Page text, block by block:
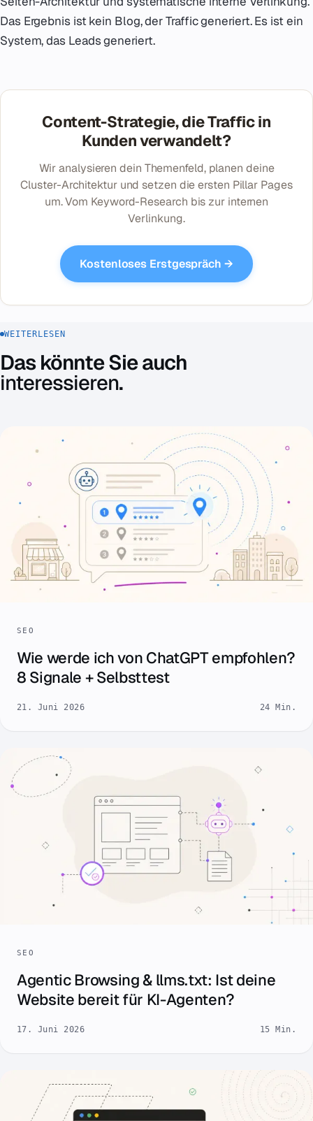
Das Ergebnis ist kein Blog, der Traffic generiert. Es ist ein
System, das Leads generiert.
Content-Strategie, die Traffic in
Kunden verwandelt?
Wir analysieren dein Themenfeld, planen deine
Cluster-Architektur und setzen die ersten Pillar Pages
um. Vom Keyword-Research bis zur internen
Verlinkung.
Kostenloses Erstgespräch →
WEITERLESEN
Das könnte Sie auch
interessieren.
SEO
Wie werde ich von ChatGPT empfohlen?
8 Signale + Selbsttest
21. Juni 2026 24 Min.
SEO
Agentic Browsing & llms.txt: Ist deine
Website bereit für KI-Agenten?
17. Juni 2026 15 Min.